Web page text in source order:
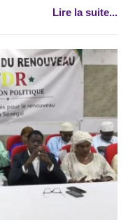
Lire la suite...